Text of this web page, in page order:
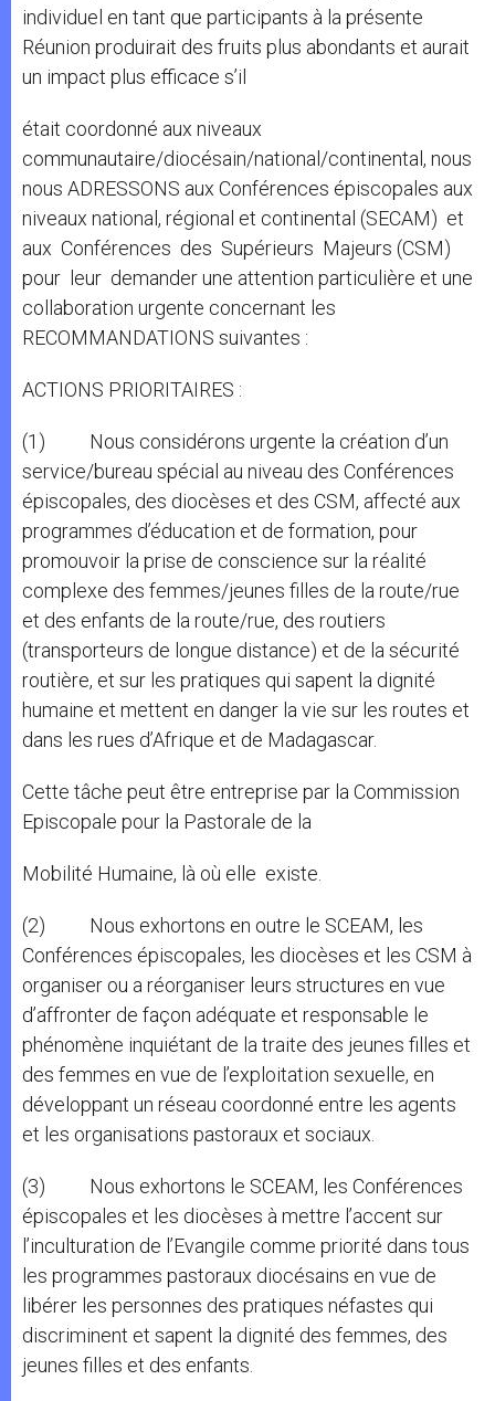
individuel en tant que participants à la présente
Réunion produirait des fruits plus abondants et aurait
un impact plus efficace s’il
était coordonné aux niveaux
communautaire/diocésain/national/continental, nous
nous ADRESSONS aux Conférences épiscopales aux
niveaux national, régional et continental (SECAM) et
aux Conférences des Supérieurs Majeurs (CSM)
pour leur demander une attention particulière et une
collaboration urgente concernant les
RECOMMANDATIONS suivantes :
ACTIONS PRIORITAIRES :
(1) Nous considérons urgente la création d’un
service/bureau spécial au niveau des Conférences
épiscopales, des diocèses et des CSM, affecté aux
programmes d’éducation et de formation, pour
promouvoir la prise de conscience sur la réalité
complexe des femmes/jeunes filles de la route/rue
et des enfants de la route/rue, des routiers
(transporteurs de longue distance) et de la sécurité
routière, et sur les pratiques qui sapent la dignité
humaine et mettent en danger la vie sur les routes et
dans les rues d’Afrique et de Madagascar.
Cette tâche peut être entreprise par la Commission
Episcopale pour la Pastorale de la
Mobilité Humaine, là où elle existe.
(2) Nous exhortons en outre le SCEAM, les
Conférences épiscopales, les diocèses et les CSM à
organiser ou a réorganiser leurs structures en vue
d’affronter de façon adéquate et responsable le
phénomène inquiétant de la traite des jeunes filles et
des femmes en vue de l’exploitation sexuelle, en
développant un réseau coordonné entre les agents
et les organisations pastoraux et sociaux.
(3) Nous exhortons le SCEAM, les Conférences
épiscopales et les diocèses à mettre l’accent sur
l’inculturation de l’Evangile comme priorité dans tous
les programmes pastoraux diocésains en vue de
libérer les personnes des pratiques néfastes qui
discriminent et sapent la dignité des femmes, des
jeunes filles et des enfants.